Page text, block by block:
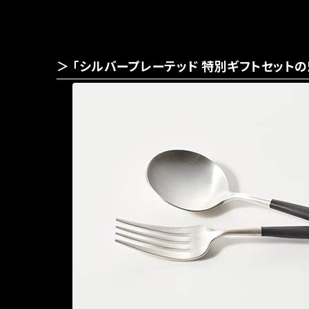
「シルバープレーテッド 特別ギフトセットの